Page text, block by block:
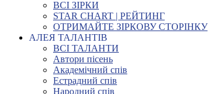
ВСІ ЗІРКИ
STAR CHART | РЕЙТИНГ
ОТРИМАЙТЕ ЗІРКОВУ СТОРІНКУ
АЛЕЯ ТАЛАНТІВ
ВСІ ТАЛАНТИ
Автори пісень
Академічний спів
Естрадний спів
Народний спів